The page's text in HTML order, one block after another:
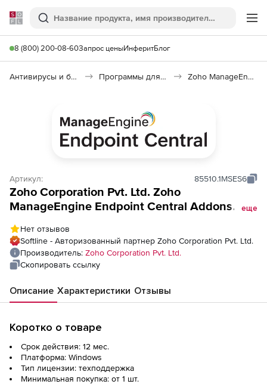
Softline
Поиск
8 (800) 200-08-60Запрос ценыИнферитБлог
Антивирусы и безопасность Программы для защиты информации Zoho ManageEngine Endpoint Central
Артикул: 85510.1MSES6
Zoho Corporation Pvt. Ltd. Zoho
ManageEngine Endpoint Central Addons
Model Endpoint Security Addon, New
Customers), fee for 500 Servers and Single
User License
еще
Нет отзывов
Softline - Авторизованный партнер Zoho Corporation Pvt. Ltd.
Производитель: Zoho Corporation Pvt. Ltd.
Скопировать ссылку
Описание Характеристики Отзывы
Коротко о товаре
Срок действия: 12 мес.
Платформа: Windows
Тип лицензии: техподдержка
Минимальная покупка: от 1 шт.